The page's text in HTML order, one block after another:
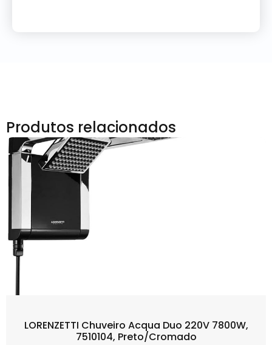
Produtos relacionados
LORENZETTI Chuveiro Acqua Duo 220V 7800W,
7510104, Preto/Cromado